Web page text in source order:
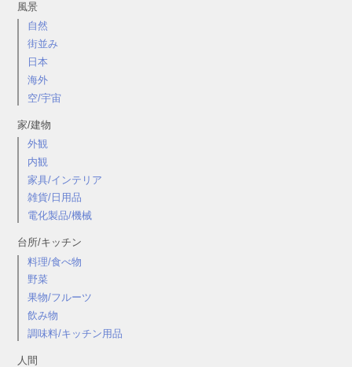
風景
自然
街並み
日本
海外
空/宇宙
家/建物
外観
内観
家具/インテリア
雑貨/日用品
電化製品/機械
台所/キッチン
料理/食べ物
野菜
果物/フルーツ
飲み物
調味料/キッチン用品
人間